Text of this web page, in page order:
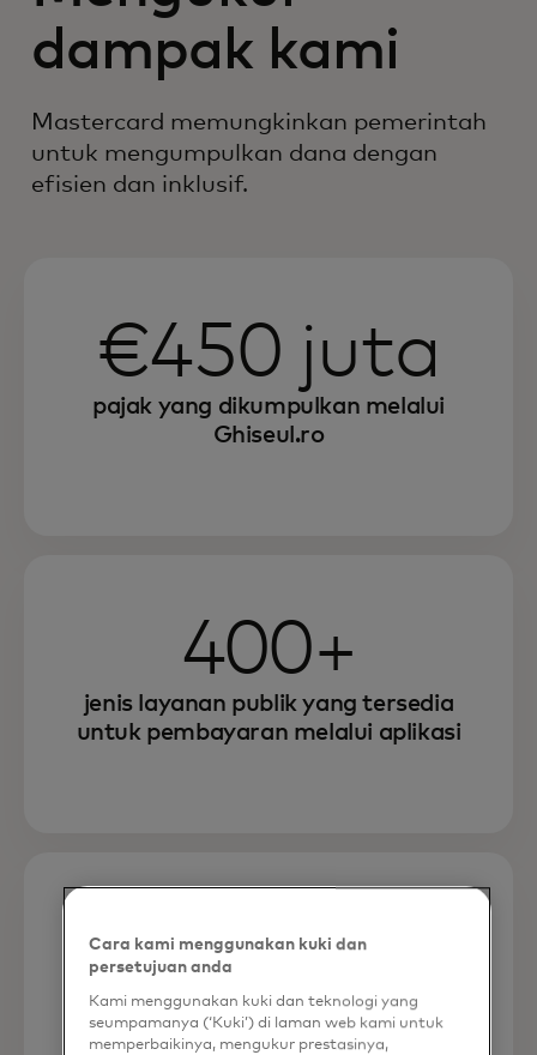
dampak kami
Mastercard memungkinkan pemerintah
untuk mengumpulkan dana dengan
efisien dan inklusif.
€450 juta
pajak yang dikumpulkan melalui
Ghiseul.ro
400+
jenis layanan publik yang tersedia
untuk pembayaran melalui aplikasi
2,25m
pengguna yang terdaftar di
Ghiseul.ro
Cara kami menggunakan kuki dan
persetujuan anda
Kami menggunakan kuki dan teknologi yang
seumpamanya (‘Kuki’) di laman web kami untuk
memperbaikinya, mengukur prestasinya,